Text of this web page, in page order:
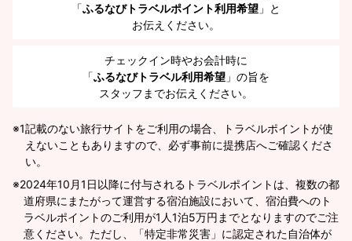
「ふるなびトラベルポイント利用希望 」と
お伝えください。
チェックイン時やお会計時に
「ふるなびトラベル利用希望 」の旨を
スタッフまでお伝えください。
※1記載のない旅行サイトをご利用の場合、トラベルポイントが使
えないこともありますので、必ず事前に提携店へご確認くださ
い。
2024年10月1日以降に付与されるトラベルポイントは、複数の都
道府県にまたがって運営する宿泊施設において、宿泊費へのト
ラベルポイントのご利用が1人1泊5万円までとなりますのでご注
意ください。ただし、「特定非常災害」に認定された自治体が